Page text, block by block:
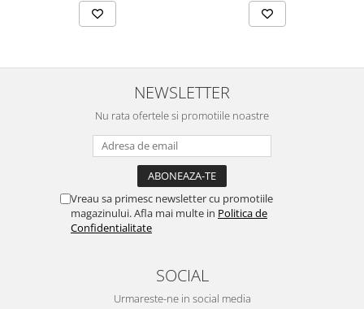
NEWSLETTER
Nu rata ofertele si promotiile noastre
Vreau sa primesc newsletter cu promotiile
magazinului. Afla mai multe in Politica de
Confidentialitate
SOCIAL
Urmareste-ne in social media